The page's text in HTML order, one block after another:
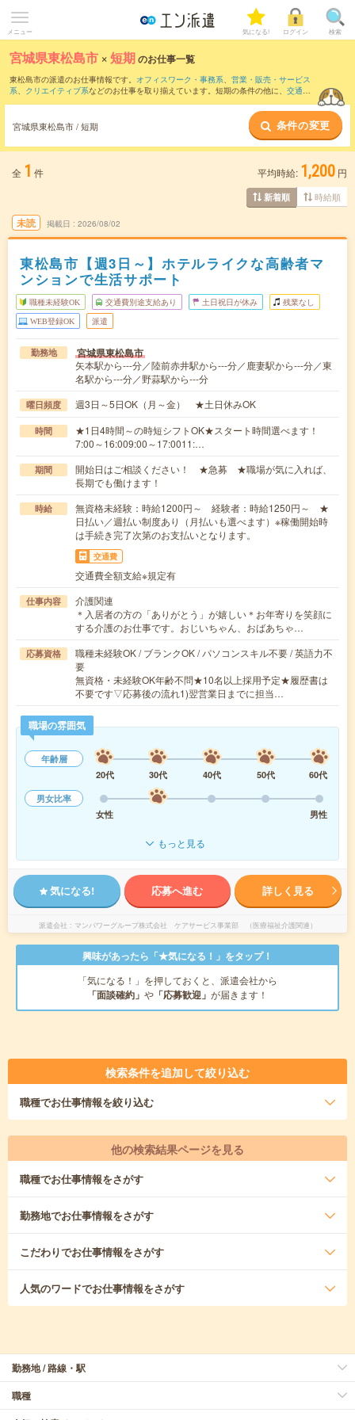
メニュー 気になる! ログイン 検索
宮城県東松島市 ×短期のお仕事一覧
東松島市の派遣のお仕事情報です。 オフィスワーク・事務系、 営業・販売・サービス
系、 クリエイティブ系などのお仕事を取り揃えています。短期の条件の他に、 交通費
宮城県東松島市 / 短期 条件の変更
全 1 件 平均時給: 1,200 円
新着順 時給順
未読 掲載日 2026/08/02
東松島市【週3日～】ホテルライクな高齢者マ
ンションで生活サポート
職種未経験OK 交通費別途支給あり 土日祝日が休み 残業なし
WEB登録OK 派遣
勤務地 宮城県東松島市
矢本駅から---分／陸前赤井駅から---分／鹿妻駅から---分／東
名駅から---分／野蒜駅から---分
曜日頻度 週3日～5日OK（月～金） ★土日休みOK
時間
★1日4時間～の時短シフトOK★スタート時間選べます！
7:00～16:009:00～17:0011:…
期間
開始日はご相談ください！ ★急募 ★職場が気に入れば、
長期でも働けます！
時給
無資格未経験：時給1200円～ 経験者：時給1250円～ ★
日払い／週払い制度あり（月払いも選べます）※稼働開始時
は手続き完了次第のお支払いとなります。
交通費
交通費全額支給※規定有
仕事内容
介護関連
＊入居者の方の「ありがとう」が嬉しい＊お年寄りを笑顔に
する介護のお仕事です。おじいちゃん、おばあちゃ…
応募資格
職種未経験OK / ブランクOK / パソコンスキル不要 / 英語力不
要
無資格・未経験OK年齢不問★10名以上採用予定★履歴書は
不要です▽応募後の流れ1)翌営業日までに担当…
職場の雰囲気
年齢層
20代
30代 40代 50代
60代
男女比率
女性
男性
もっと見る
気になる! 応募へ進む 詳しく見る
派遣会社 マンパワーグループ株式会社 ケアサービス事業部 （医療福祉介護関連）
興味があったら「★気になる！」をタップ！
「気になる！」を押しておくと、派遣会社から
「面談確約」 や 「応募歓迎」 が届きます！
検索条件を追加して絞り込む
職種でお仕事情報を絞り込む
他の検索結果ページを見る
職種でお仕事情報をさがす
勤務地でお仕事情報をさがす
こだわりでお仕事情報をさがす
人気のワードでお仕事情報をさがす
勤務地 / 路線・駅
職種